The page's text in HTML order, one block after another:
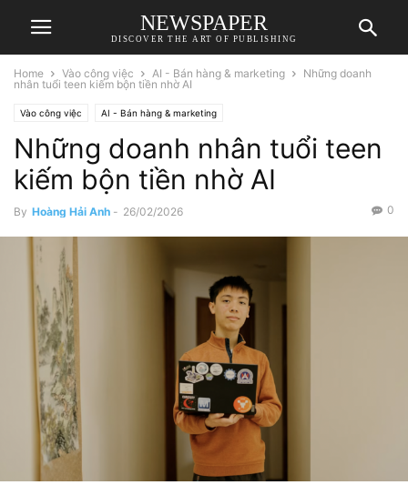
NEWSPAPER
DISCOVER THE ART OF PUBLISHING
Home Vào công việc AI - Bán hàng & marketing
Những doanh
nhân tuổi teen kiếm bộn tiền nhờ AI
Vào công việc AI - Bán hàng & marketing
Những doanh nhân tuổi teen
kiếm bộn tiền nhờ AI
By Hoàng Hải Anh - 26/02/2026 0